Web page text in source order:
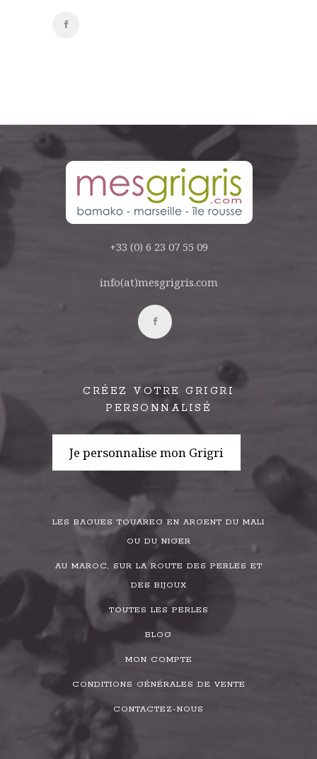
+33 (0) 6 23 07 55 09
info(at)mesgrigris.com
CRÉEZ VOTRE GRIGRI
PERSONNALISÉ
Je personnalise mon Grigri
LES BAGUES TOUAREG EN ARGENT DU MALI
OU DU NIGER
AU MAROC, SUR LA ROUTE DES PERLES ET
DES BIJOUX
TOUTES LES PERLES
BLOG
MON COMPTE
CONDITIONS GÉNÉRALES DE VENTE
CONTACTEZ-NOUS